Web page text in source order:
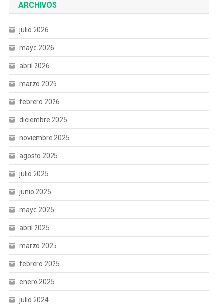
ARCHIVOS
julio 2026
mayo 2026
abril 2026
marzo 2026
febrero 2026
diciembre 2025
noviembre 2025
agosto 2025
julio 2025
junio 2025
mayo 2025
abril 2025
marzo 2025
febrero 2025
enero 2025
julio 2024